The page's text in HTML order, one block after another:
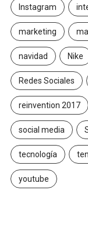
Instagram
marketing
navidad Nike
Redes Sociales
reinvention 2017
social media
tecnología
youtube